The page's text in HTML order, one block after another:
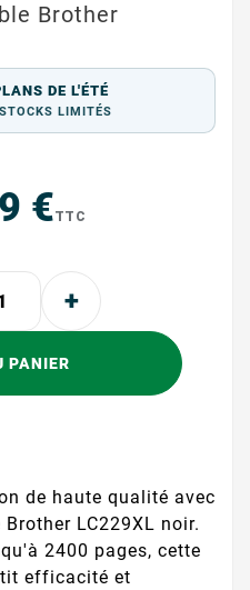
Brother
DE L'ÉTÉ
LIMITÉS
€TTC
PANIER
de haute qualité avec
LC229XL noir.
2400 pages, cette
efficacité et